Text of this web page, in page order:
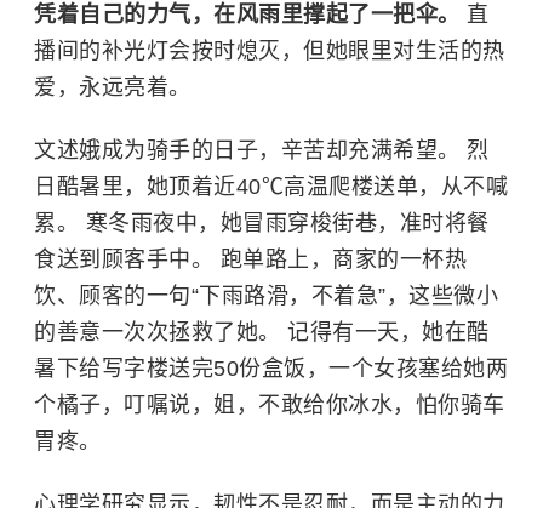
凭着自己的力气，在风雨里撑起了一把伞。 直
播间的补光灯会按时熄灭，但她眼里对生活的热
爱，永远亮着。
文述娥成为骑手的日子，辛苦却充满希望。 烈
日酷暑里，她顶着近40℃高温爬楼送单，从不喊
累。 寒冬雨夜中，她冒雨穿梭街巷，准时将餐
食送到顾客手中。 跑单路上，商家的一杯热
饮、顾客的一句“下雨路滑，不着急”，这些微小
的善意一次次拯救了她。 记得有一天，她在酷
暑下给写字楼送完50份盒饭，一个女孩塞给她两
个橘子，叮嘱说，姐，不敢给你冰水，怕你骑车
胃疼。